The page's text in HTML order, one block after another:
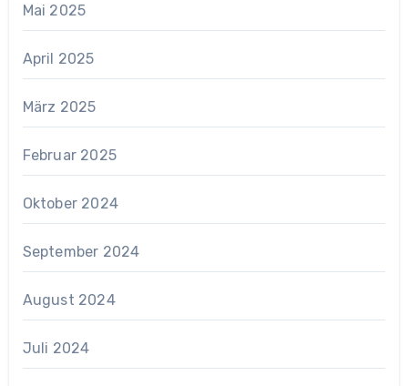
Mai 2025
April 2025
März 2025
Februar 2025
Oktober 2024
September 2024
August 2024
Juli 2024